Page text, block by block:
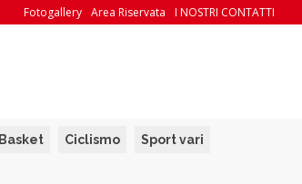
I NOSTRI CONTATTI
Area Riservata
Fotogallery
Basket Ciclismo Sport vari